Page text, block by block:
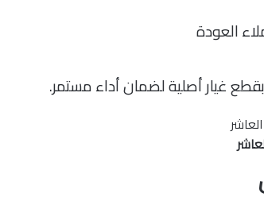
العودة
غيار أصلية لضمان أداء مستمر.